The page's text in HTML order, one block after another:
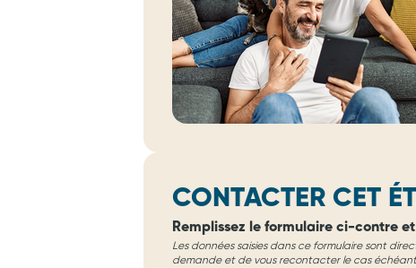
CONTACTER CET
Remplissez le formulaire ci-contre
Les données saisies dans ce formulaire sont
demande et de vous recontacter le cas